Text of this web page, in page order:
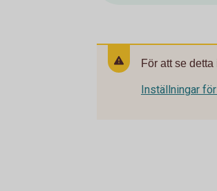
För att se
Inställningar